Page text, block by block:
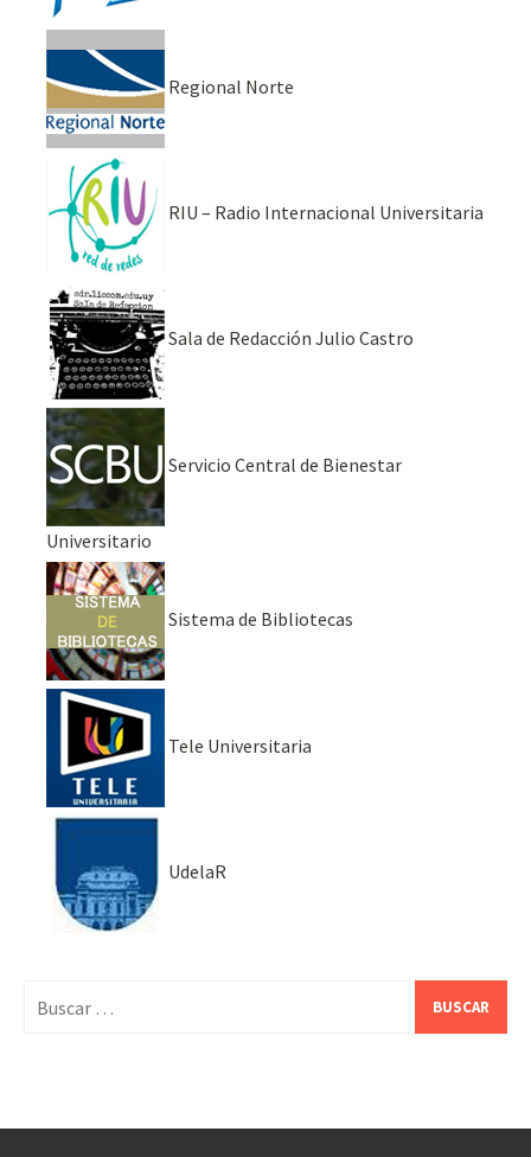
Regional Norte
RIU – Radio Internacional Universitaria
Sala de Redacción Julio Castro
Servicio Central de Bienestar
Universitario
Sistema de Bibliotecas
Tele Universitaria
UdelaR